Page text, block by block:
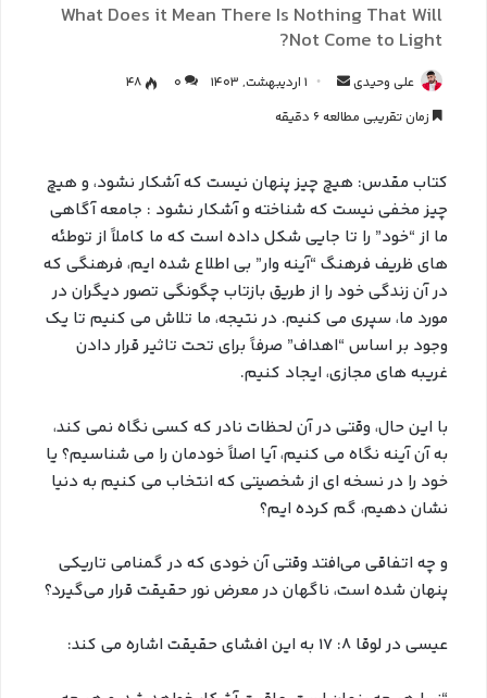
What Does it Mean There Is Nothing That Will
Not Come to Light?
علی وحیدی 1 اردیبهشت, 1403 0
48
زمان تقریبی مطالعه 6 دقیقه
کتاب مقدس: هیچ چیز پنهان نیست که آشکار نشود، و هیچ
چیز مخفی نیست که شناخته و آشکار نشود : جامعه آگاهی
ما از “خود” را تا جایی شکل داده است که ما کاملاً از توطئه
های ظریف فرهنگ “آینه وار” بی اطلاع شده ایم، فرهنگی که
در آن زندگی خود را از طریق بازتاب چگونگی تصور دیگران در
مورد ما، سپری می کنیم. در نتیجه، ما تلاش می کنیم تا یک
وجود بر اساس “اهداف” صرفاً برای تحت تاثیر قرار دادن
غریبه های مجازی، ایجاد کنیم.
با این حال، وقتی در آن لحظات نادر که کسی نگاه نمی کند،
به آن آینه نگاه می کنیم، آیا اصلاً خودمان را می شناسیم؟ یا
خود را در نسخه ای از شخصیتی که انتخاب می کنیم به دنیا
نشان دهیم، گم کرده ایم؟
و چه اتفاقی می‌افتد وقتی آن خودی که در گمنامی تاریکی
پنهان شده است، ناگهان در معرض نور حقیقت قرار می‌گیرد؟
عیسی در لوقا 8: 17 به این افشای حقیقت اشاره می کند: